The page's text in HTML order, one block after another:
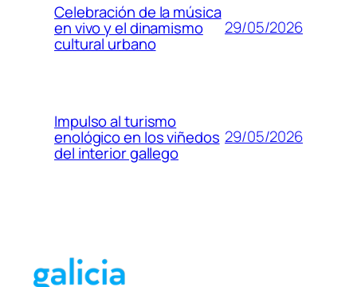
Celebración de la música
en vivo y el dinamismo
cultural urbano
29/05/2026
Impulso al turismo
enológico en los viñedos
del interior gallego
29/05/2026